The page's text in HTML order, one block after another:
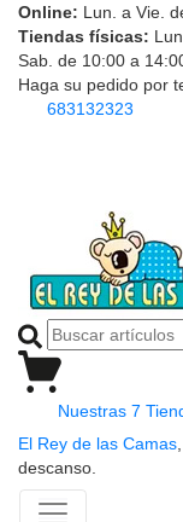
Online: Lun. a Vie.
Tiendas físicas:
Sab. de 10:00 a
Haga su pedido por
683132323
Nuestras 7
El Rey de las Camas
descanso.